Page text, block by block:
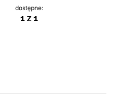
dostępne:
1 z 1